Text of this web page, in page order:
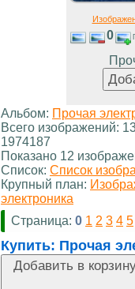
0
Альбом: Прочая
Всего изображений:
1974187
Показано 12
Список: Список
Крупный план:
электроника
Страница: 0 1 2 3 4 5
Купить: Прочая